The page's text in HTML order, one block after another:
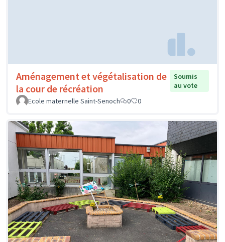
Aménagement et végétalisation de
la cour de récréation
Soumis
au vote
Ecole maternelle Saint-Senoch
0 0